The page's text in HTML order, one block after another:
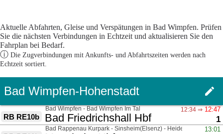
Aktuelle Abfahrten, Gleise und Verspätungen in Bad Wimpfen. Prüfen
Sie die nächsten Verbindungen in Echtzeit und aktualisieren Sie den
Fahrplan bei Bedarf.
ⓘ Die Zugverbindungen mit Ankunfts- und Abfahrtszeiten werden nach
Echtzeit sortiert.